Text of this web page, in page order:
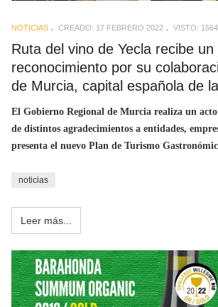
NOTICIAS CREADO: 17 FEBRERO 2022 VISTO: 1564
Ruta del vino de Yecla recibe un
reconocimiento por su
de Murcia, capital española de
El Gobierno Regional de Murcia realiza un acto
de distintos agradecimientos a entidades,
presenta el nuevo Plan de Turismo
noticias
Leer más...